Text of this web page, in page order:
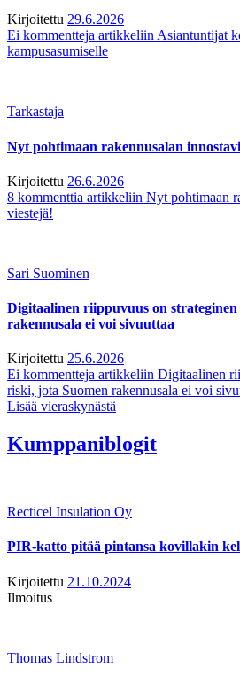
Kirjoitettu 29.6.2026
Ei kommentteja artikkeliin Asiantuntijat
kampusasumiselle
Tarkastaja
Nyt pohtimaan rakennusalan
Kirjoitettu 26.6.2026
8 kommenttia artikkeliin Nyt pohtimaan
viestejä!
Sari Suominen
Digitaalinen riippuvuus on
rakennusala ei voi sivuuttaa
Kirjoitettu 25.6.2026
Ei kommentteja artikkeliin Digitaalinen
riski, jota Suomen rakennusala ei voi
Lisää vieraskynästä
Kumppaniblogit
Recticel Insulation Oy
PIR-katto pitää pintansa kovillakin
Kirjoitettu 21.10.2024
Ilmoitus
Thomas Lindstrom